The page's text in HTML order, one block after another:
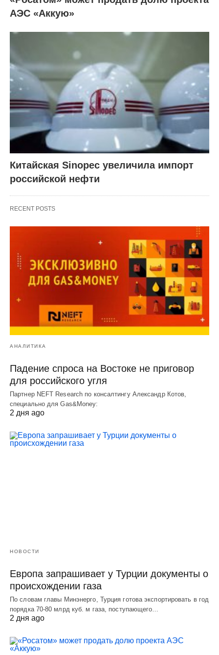
АЭС «Аккую»
Китайская Sinopec увеличила импорт
российской нефти
RECENT POSTS
АНАЛИТИКА
Падение спроса на Востоке не приговор
для российского угля
Партнер NEFT Research по консалтингу Александр Котов,
специально для Gas&Money:
2 дня ago
НОВОСТИ
Европа запрашивает у Турции документы о
происхождении газа
По словам главы Минэнерго, Турция готова экспортировать в год
порядка 70-80 млрд куб. м газа, поступающего…
2 дня ago